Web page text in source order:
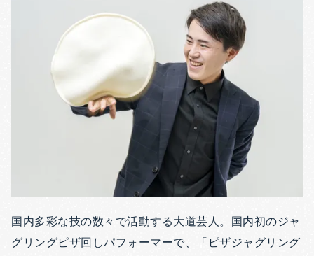
国内多彩な技の数々で活動する大道芸人。国内初のジャ
グリングピザ回しパフォーマーで、「ピザジャグリング